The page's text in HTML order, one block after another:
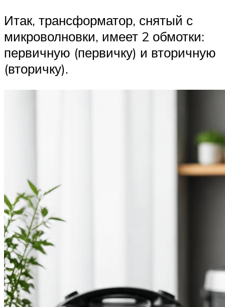
Итак, трансформатор, снятый с
микроволновки, имеет 2 обмотки:
первичную (первичку) и вторичную
(вторичку).